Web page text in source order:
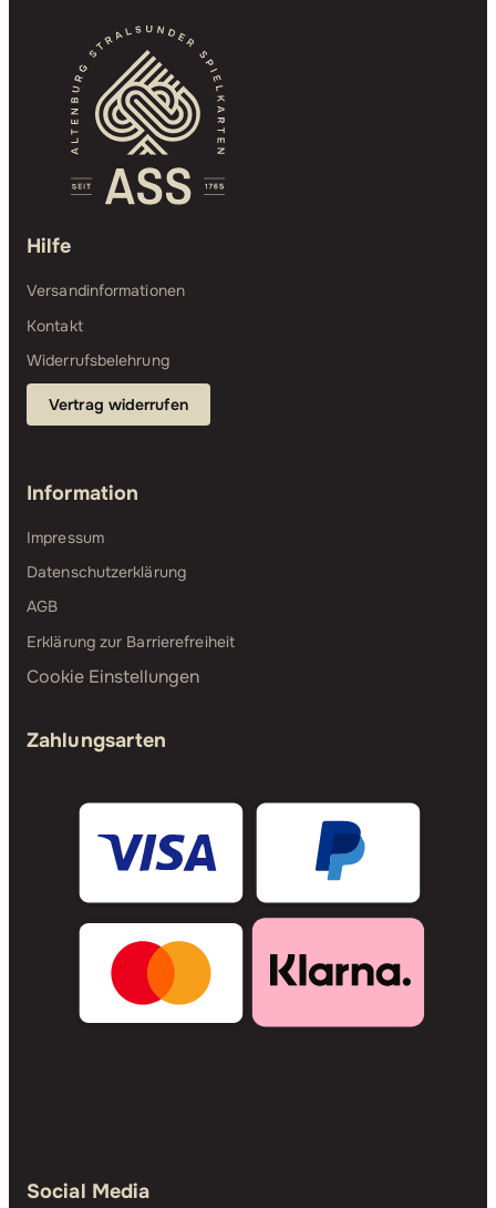
Hilfe
Versandinformationen
Kontakt
Widerrufsbelehrung
Vertrag widerrufen
Information
Impressum
Datenschutzerklärung
AGB
Erklärung zur Barrierefreiheit
Cookie Einstellungen
Zahlungsarten
Social Media